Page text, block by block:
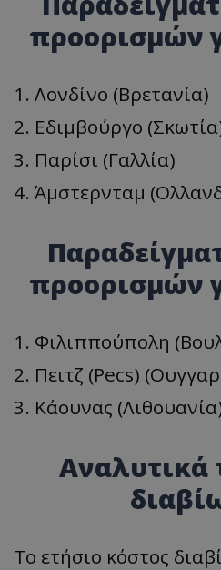
προορισμών
1. Λονδίνο (Βρετανία)
2. Εδιμβούργο
3. Παρίσι (Γαλλία)
4. Άμστερνταμ
προορισμών
1. Φιλιππούπολη
2. Πειτζ (Pecs)
3. Κάουνας
Αναλυτικά
Το ετήσιο κόστος